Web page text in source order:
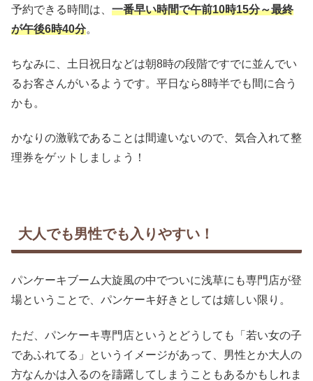
予約できる時間は、 一番早い時間で午前10時15分～最終
が午後6時40分。
ちなみに、土日祝日などは朝8時の段階ですでに並んでい
るお客さんがいるようです。平日なら8時半でも間に合う
かも。
かなりの激戦であることは間違いないので、気合入れて整
理券をゲットしましょう！
大人でも男性でも入りやすい！
パンケーキブーム大旋風の中でついに浅草にも専門店が登
場ということで、パンケーキ好きとしては嬉しい限り。
ただ、パンケーキ専門店というとどうしても「若い女の子
であふれてる」というイメージがあって、男性とか大人の
方なんかは入るのを躊躇してしまうこともあるかもしれま